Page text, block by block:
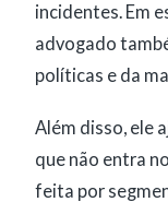
incidentes. Em
advogado
políticas e da
Além disso, ele
que não entra
feita por